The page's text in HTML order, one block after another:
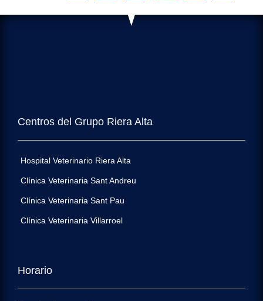
Centros del Grupo Riera Alta
Hospital Veterinario Riera Alta
Clínica Veterinaria Sant Andreu
Clínica Veterinaria Sant Pau
Clínica Veterinaria Villarroel
Horario